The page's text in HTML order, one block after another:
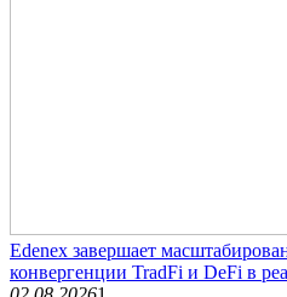
Edenex завершает
конвергенции TradFi и DeFi в